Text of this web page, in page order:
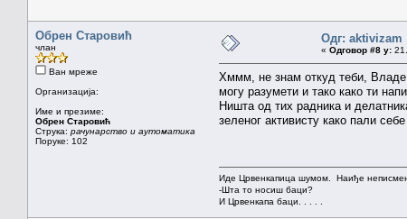
Обрен Старовић
члан
Ван мреже
Организација:
Име и презиме:
Обрен Старовић
Струка: рачунарство и аутоматика
Поруке: 102
Одг: aktivizam
« Одговор #8 у:
Хммм, не знам откуд теби, Владе,
могу разумети и тако како ти
Ништа од тих радника и
зеленог активисту како пали
Иде Црвенкапица шумом. Наиђе
-Шта то носиш баци?
И Црвенкапа баци. . . . .